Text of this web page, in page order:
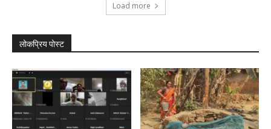
Load more
लोकप्रिय पोस्ट